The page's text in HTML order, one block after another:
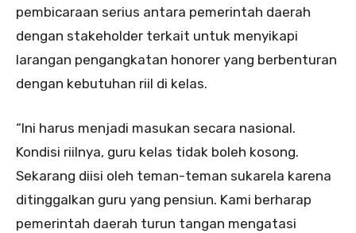
pembicaraan serius antara pemerintah daerah
dengan stakeholder terkait untuk menyikapi
larangan pengangkatan honorer yang berbenturan
dengan kebutuhan riil di kelas.
“Ini harus menjadi masukan secara nasional.
Kondisi riilnya, guru kelas tidak boleh kosong.
Sekarang diisi oleh teman-teman sukarela karena
ditinggalkan guru yang pensiun. Kami berharap
pemerintah daerah turun tangan mengatasi